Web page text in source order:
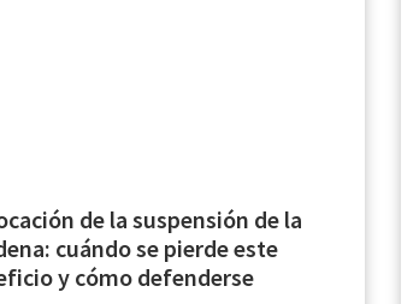
de la suspensión de la
cuándo se pierde este
y cómo defenderse